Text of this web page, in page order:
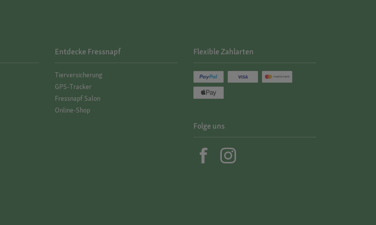
Entdecke Fressnapf
Tierversicherung
GPS-Tracker
Fressnapf Salon
Online-Shop
Flexible Zahlarten
Folge uns